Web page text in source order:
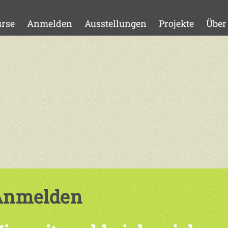
Anmelden Ausstellungen Projekte